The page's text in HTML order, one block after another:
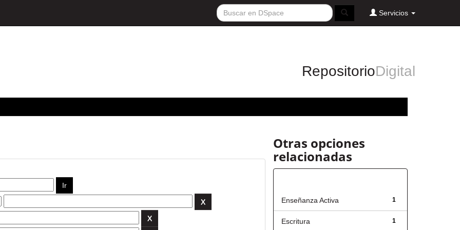
Servicios
RepositorioDigital
Otras opciones
relacionadas
1
Enseñanza Activa
1
Escritura